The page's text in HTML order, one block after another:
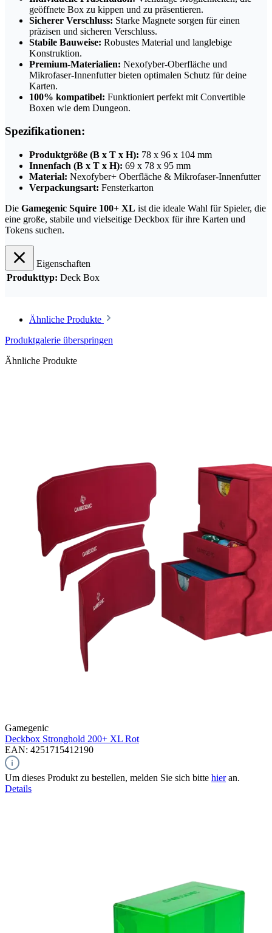
geöffnete Box zu kippen und zu präsentieren.
Sicherer Verschluss: Starke Magnete sorgen für einen
präzisen und sicheren Verschluss.
Stabile Bauweise: Robustes Material und langlebige
Konstruktion.
Premium-Materialien: Nexofyber-Oberfläche und
Mikrofaser-Innenfutter bieten optimalen Schutz für deine
Karten.
100% kompatibel: Funktioniert perfekt mit Convertible
Boxen wie dem Dungeon.
Spezifikationen:
Produktgröße (B x T x H): 78 x 96 x 104 mm
Innenfach (B x T x H): 69 x 78 x 95 mm
Material: Nexofyber+ Oberfläche & Mikrofaser-Innenfutter
Verpackungsart: Fensterkarton
Die Gamegenic Squire 100+ XL ist die ideale Wahl für Spieler, die
eine große, stabile und vielseitige Deckbox für ihre Karten und
Tokens suchen.
Eigenschaften
Produkttyp: Deck Box
Ähnliche Produkte
Produktgalerie überspringen
Ähnliche Produkte
Gamegenic
Deckbox Stronghold 200+ XL Rot
EAN: 4251715412190
Um dieses Produkt zu bestellen, melden Sie sich bitte hieran.
Details